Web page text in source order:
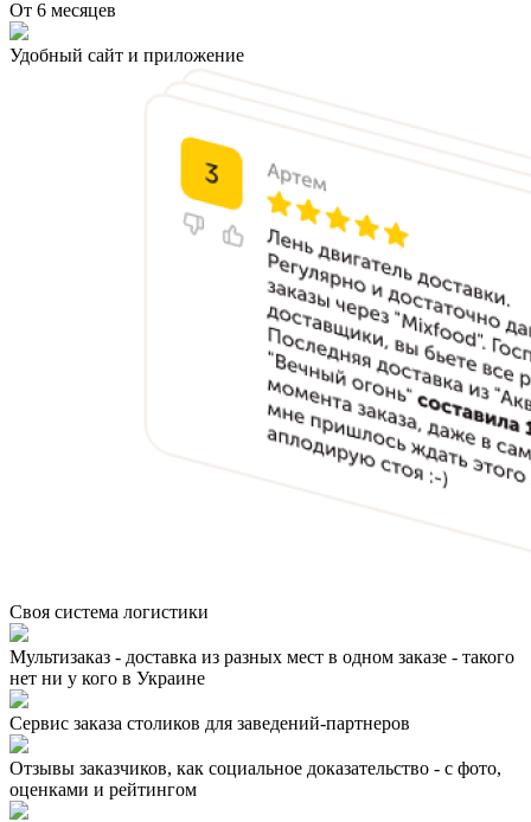
От 6 месяцев
Удобный сайт и приложение
Своя система логистики
Мультизаказ - доставка из разных мест в одном заказе - такого
нет ни у кого в Украине
Сервис заказа столиков для заведений-партнеров
Отзывы заказчиков, как социальное доказательство - с фото,
оценками и рейтингом